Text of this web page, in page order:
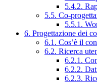
5.4.2.
5.5. Co-
5.5.1.
6. Progettazione dei
6.1. Cos’è il
6.2. Ricerca
6.2.1.
6.2.2.
6.2.3.